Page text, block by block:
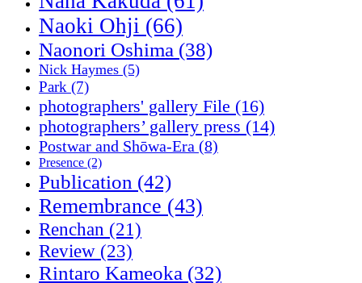
Naoki Ohji (66)
Naonori Oshima (38)
Nick Haymes (5)
Park (7)
photographers' gallery File (16)
photographers’ gallery press (14)
Postwar and Shōwa-Era (8)
Presence (2)
Publication (42)
Remembrance (43)
Renchan (21)
Review (23)
Rintaro Kameoka (32)